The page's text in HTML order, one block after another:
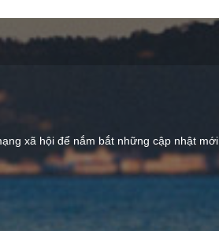
xã hội để nắm bắt những cập nhật mới